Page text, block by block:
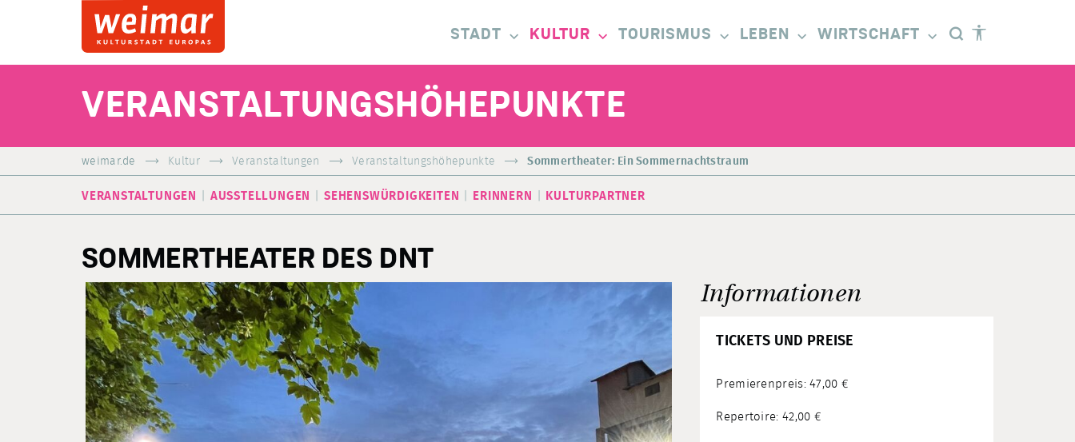
STADT KULTUR TOURISMUS LEBEN WIRTSCHAFT
VERANSTALTUNGSHÖHEPUNKTE
weimar.de Kultur Veranstaltungen Veranstaltungshöhepunkte Sommertheater: Ein Sommernachtstraum
VERANSTALTUNGEN AUSSTELLUNGEN SEHENSWÜRDIGKEITEN ERINNERN KULTURPARTNER
SOMMERTHEATER DES DNT
Informationen
TICKETS UND PREISE
Premierenpreis: 47,00 €
Repertoire: 42,00 €